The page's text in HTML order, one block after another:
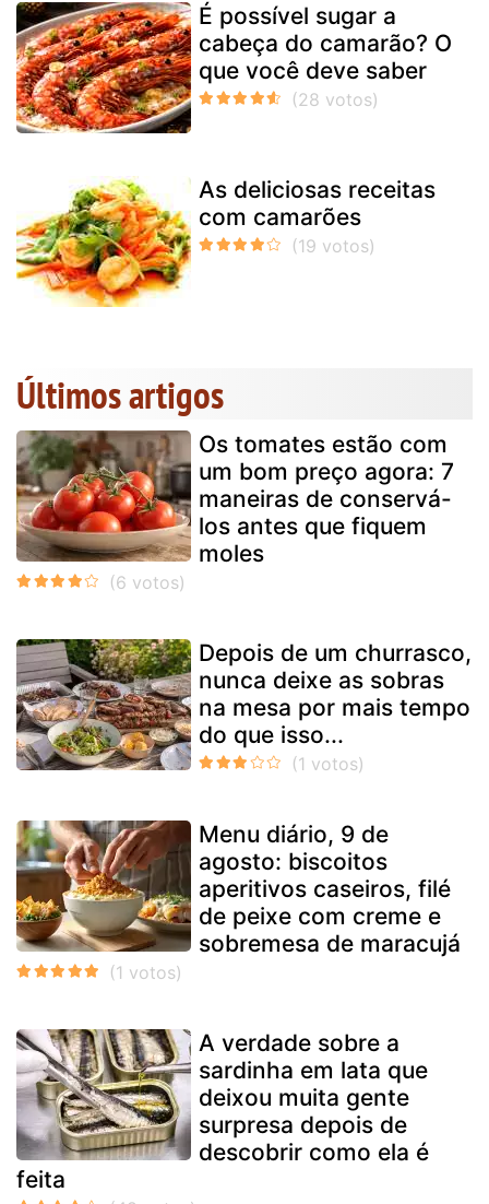
É possível sugar a
cabeça do camarão? O
que você deve saber
As deliciosas receitas
com camarões
Últimos artigos
Os tomates estão com
um bom preço agora: 7
maneiras de conservá-
los antes que fiquem
moles
Depois de um churrasco,
nunca deixe as sobras
na mesa por mais tempo
do que isso...
Menu diário, 9 de
agosto: biscoitos
aperitivos caseiros, filé
de peixe com creme e
sobremesa de maracujá
A verdade sobre a
sardinha em lata que
deixou muita gente
surpresa depois de
descobrir como ela é
feita